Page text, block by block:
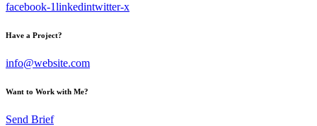
facebook-1linkedintwitter-x
Have a Project?
info@website.com
Want to Work with Me?
Send Brief